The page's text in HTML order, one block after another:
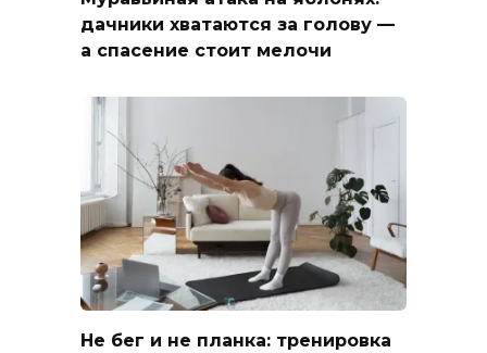
дачники хватаются за голову —
а спасение стоит мелочи
Не бег и не планка: тренировка